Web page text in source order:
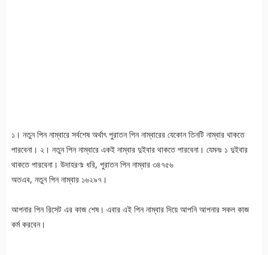
১। নতুন পিন নাম্বারে সর্বশেষ অর্থাৎ পুরাতন পিন নাম্বারের যেকোন তিনটি নাম্বার থাকতে
পারবেনা। ২। নতুন পিন নাম্বারে একই নাম্বার দুইবার থাকতে পারবেনা। যেমনঃ ১ দুইবার
থাকতে পারবেনা। উদাহরণঃ ধরি, পুরাতন পিন নাম্বার ৩৪৭৫৬
অতএব, নতুন পিন নাম্বার ১৬২৯৭।
আপনার পিন রিসেট এর কাজ শেষ। এবার এই পিন নাম্বার দিয়ে আপনি আপনার সকল কাজ
কর্ম করবেন।